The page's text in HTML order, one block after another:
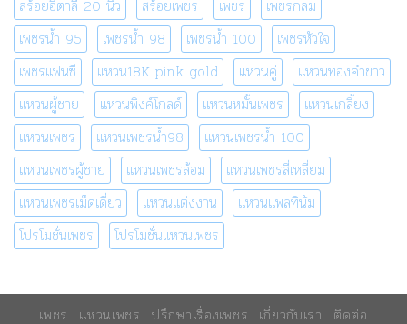
สร้อยอิตาลี 20 นิ้ว
สร้อยเพชร เพชร
เพชรกลม
เพชรน้ำ 95
เพชรน้ำ 98 เพชรน้ำ 100
เพชรหัวใจ
เพชรแฟนซี
แหวน18K pink gold แหวนคู่
แหวนทองคำขาว
แหวนผู้ชาย
แหวนพิงค์โกลด์ แหวนหมั้นเพชร
แหวนเกลี้ยง
แหวนเพชร
แหวนเพชรน้ำ98
แหวนเพชรน้ำ 100
แหวนเพชรผู้ชาย
แหวนเพชรล้อม
แหวนเพชรสี่เหลี่ยม
แหวนเพชรเม็ดเดี่ยว
แหวนแต่งงาน
แหวนแพลทินัม
โปรโมชั่นเพชร
โปรโมชั่นแหวนเพชร
เพชร แหวนเพชร ปรึกษาเรื่องเพชร เกี่ยวกับเรา ติดต่อ